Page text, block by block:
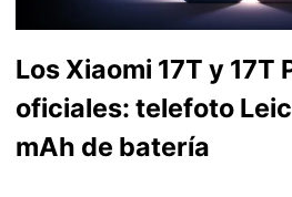
Los Xiaomi 17T y 17T
oficiales: telefoto
mAh de batería